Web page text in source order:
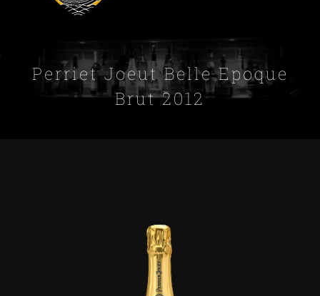
Perriet Joeut Belle Epoque
Brut 2012